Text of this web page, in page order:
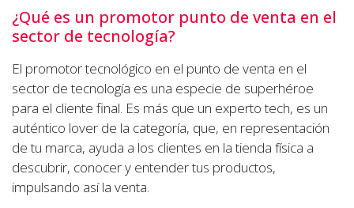
¿Qué es un promotor punto de venta en el
sector de tecnología?
El promotor tecnológico en el punto de venta en el
sector de tecnología es una especie de superhéroe
para el cliente final. Es más que un experto tech, es un
auténtico lover de la categoría, que, en representación
de tu marca, ayuda a los clientes en la tienda física a
descubrir, conocer y entender tus productos,
impulsando así la venta.